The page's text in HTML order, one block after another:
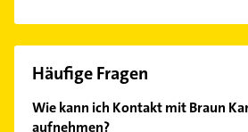
Häufige Fragen
Wie kann ich Kontakt mit Braun
aufnehmen?